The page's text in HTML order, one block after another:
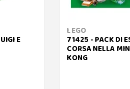
E
LEGO
71425 - PACK DI
CORSA NELLA
KONG